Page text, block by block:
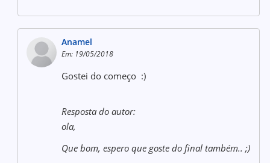
Anamel
Em: 19/05/2018
Gostei do começo :)
Resposta do autor:
ola,
Que bom, espero que goste do final também.. ;)